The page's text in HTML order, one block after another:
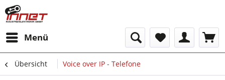
Menü
Übersicht Voice over IP - Telefone